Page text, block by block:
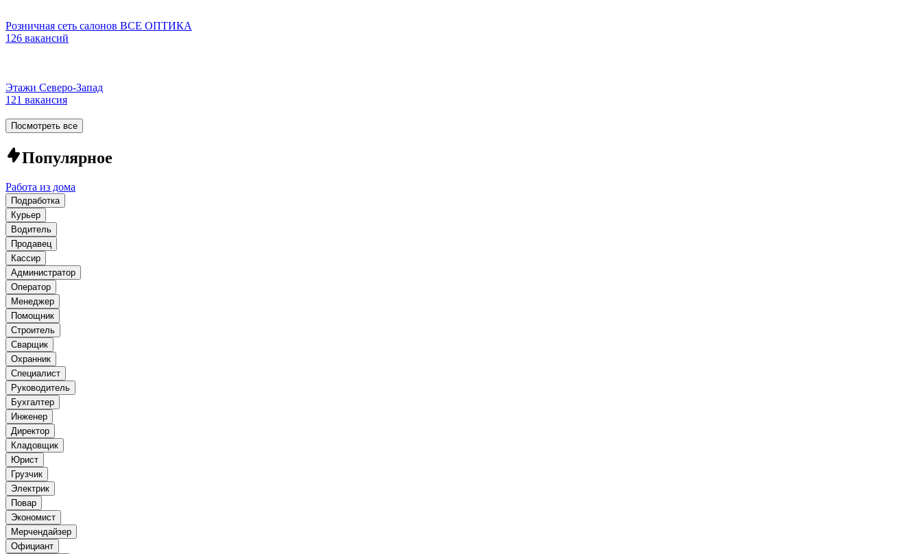
Розничная сеть салонов ВСЕ ОПТИКА
126 вакансий
Этажи Северо-Запад
121 вакансия
Посмотреть все
Популярное
Работа из дома
Подработка
Курьер
Водитель
Продавец
Кассир
Администратор
Оператор
Менеджер
Помощник
Строитель
Сварщик
Охранник
Специалист
Руководитель
Бухгалтер
Инженер
Директор
Кладовщик
Юрист
Грузчик
Электрик
Повар
Экономист
Мерчендайзер
Официант